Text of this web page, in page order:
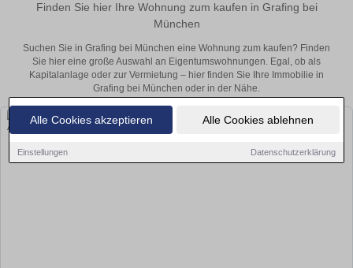
Alle Cookies akzeptieren Alle Cookies ablehnen
Einstellungen Datenschutzerklärung
Finden Sie hier Ihre Wohnung zum kaufen in Grafing bei
München
Suchen Sie in Grafing bei München eine Wohnung zum kaufen? Finden
Sie hier eine große Auswahl an Eigentumswohnungen. Egal, ob als
Kapitalanlage oder zur Vermietung – hier finden Sie Ihre Immobilie in
Grafing bei München oder in der Nähe.